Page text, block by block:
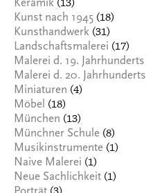
Keramik (13)
Kunst nach 1945 (18)
Kunsthandwerk (31)
Landschaftsmalerei (17)
Malerei d. 19. Jahrhunderts
Malerei d. 20. Jahrhunderts
Miniaturen (4)
Möbel (18)
München (13)
Münchner Schule (8)
Musikinstrumente (1)
Naive Malerei (1)
Neue Sachlichkeit (1)